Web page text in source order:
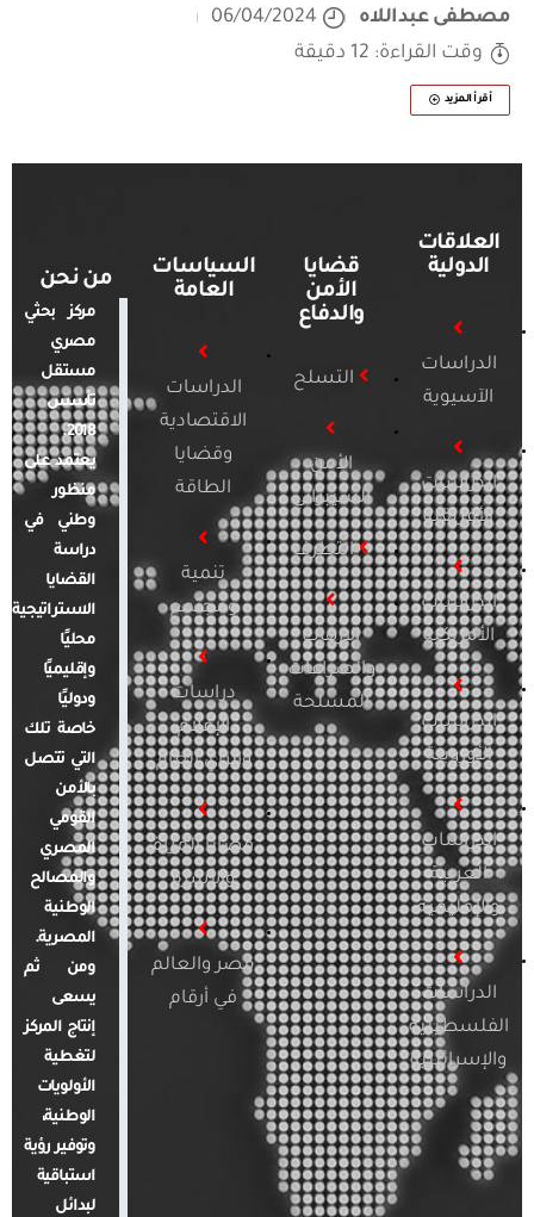
مصطفى عبداللاه
06/04/2024
وقت القراءة: 12 دقيقة
أقرأ المزيد
العلاقات
الدولية
الدراسات
الآسيوية
الدراسات
الأفريقية
الدراسات
الأمريكية
الدراسات
الأوروبية
الدراسات
العربية
والإقليمية
الدراسات
الفلسطينية
والإسرائيلية
قضايا
الأمن
والدفاع
التسلح
الأمن
السيبراني
التطرف
الإرهاب
والصراعات
المسلحة
السياسات
العامة
الدراسات
الاقتصادية
وقضايا
الطاقة
تنمية
ومجتمع
دراسات
الإعلام
والرأي العام
قضايا المرأة
والأسرة
مصر والعالم
في أرقام
من نحن
مركز بحثي
مصري
مستقل
تأسس
2018.
يعتمد على
منظور
وطني في
دراسة
القضايا
الاستراتيجية
محليًا
وإقليميًا
ودوليًا
خاصة تلك
التي تتصل
بالأمن
القومي
المصري
والمصالح
الوطنية
المصرية.
ومن ثم
يسعى
إنتاج المركز
لتغطية
الأولويات
الوطنية،
وتوفير رؤية
استباقية
لبدائل